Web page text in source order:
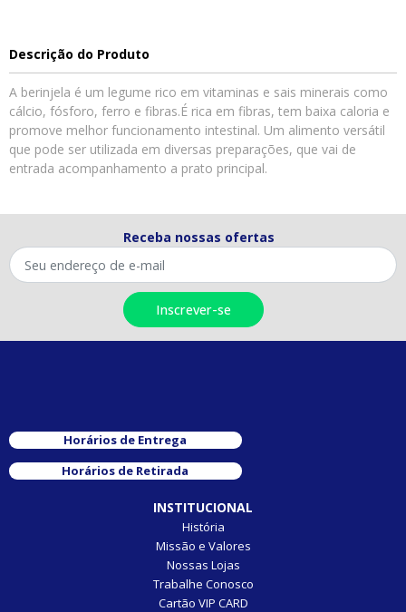
Descrição do Produto
A berinjela é um legume rico em vitaminas e sais minerais como
cálcio, fósforo, ferro e fibras.É rica em fibras, tem baixa caloria e
promove melhor funcionamento intestinal. Um alimento versátil
que pode ser utilizada em diversas preparações, que vai de
entrada acompanhamento a prato principal.
Receba nossas ofertas
Horários de Entrega
Horários de Retirada
INSTITUCIONAL
História
Missão e Valores
Nossas Lojas
Trabalhe Conosco
Cartão VIP CARD